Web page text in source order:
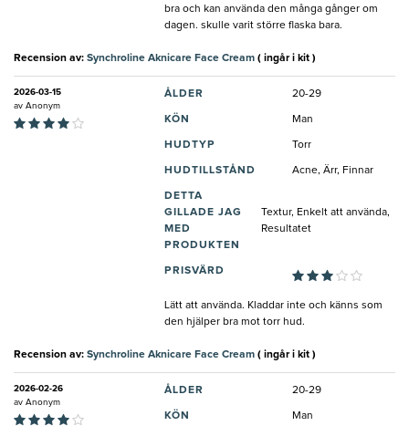
bra och kan använda den många gånger om
dagen. skulle varit större flaska bara.
Recension av: Synchroline Aknicare Face Cream ( ingår i kit )
2026-03-15
av Anonym
ÅLDER 20-29
KÖN Man
HUDTYP Torr
HUDTILLSTÅND Acne, Ärr, Finnar
DETTA
GILLADE JAG
MED
PRODUKTEN
Textur, Enkelt att använda,
Resultatet
PRISVÄRD
Lätt att använda. Kladdar inte och känns som
den hjälper bra mot torr hud.
Recension av: Synchroline Aknicare Face Cream ( ingår i kit )
2026-02-26
av Anonym
ÅLDER 20-29
KÖN Man